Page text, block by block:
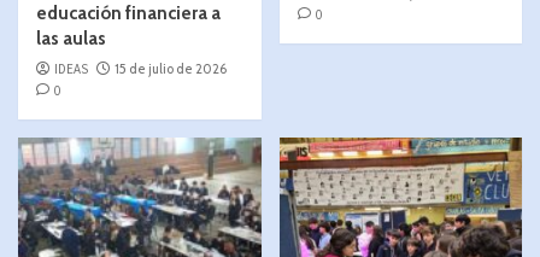
educación financiera a
las aulas
IDEAS
15 de julio de 2026
0
0